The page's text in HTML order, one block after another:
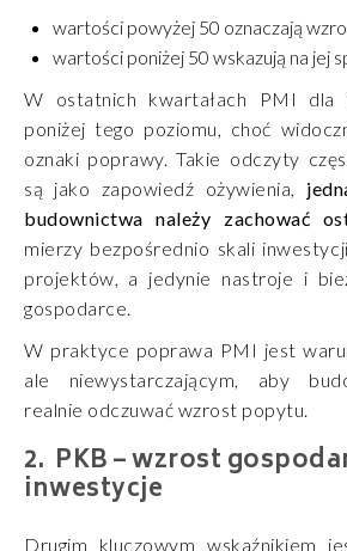
wartości powyżej 50 oznaczają
wartości poniżej 50 wskazują na jej
W ostatnich kwartałach PMI dla
poniżej tego poziomu, choć
oznaki poprawy. Takie odczyty
są jako zapowiedź ożywienia,
budownictwa należy zachować
mierzy bezpośrednio skali
projektów, a jedynie nastroje i
gospodarce.
W praktyce poprawa PMI jest
ale niewystarczającym, aby
realnie odczuwać wzrost popytu.
PKB – wzrost
inwestycje
Drugim kluczowym wskaźnikiem